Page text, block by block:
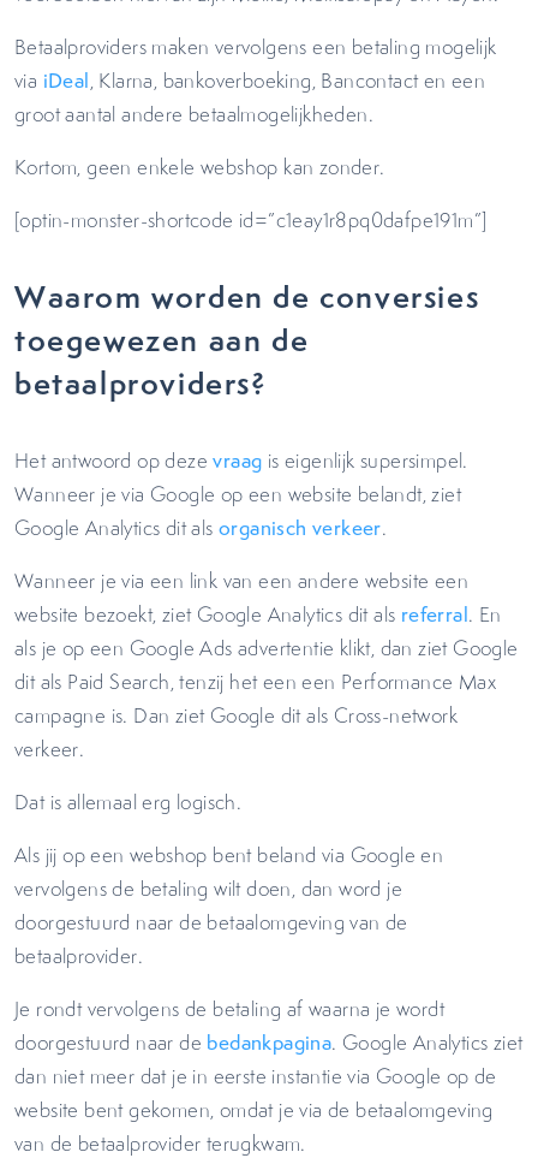
Betaalproviders maken vervolgens een betaling mogelijk
via iDeal, Klarna, bankoverboeking, Bancontact en een
groot aantal andere betaalmogelijkheden.
Kortom, geen enkele webshop kan zonder.
[optin-monster-shortcode id=”c1eay1r8pq0dafpe191m”]
Waarom worden de conversies
toegewezen aan de
betaalproviders?
Het antwoord op dezevraag is eigenlijk supersimpel.
Wanneer je via Google op een website belandt, ziet
Google Analytics dit als organisch verkeer.
Wanneer je via een link van een andere website een
website bezoekt, ziet Google Analytics dit als referral. En
als je op een Google Ads advertentie klikt, dan ziet Google
dit als Paid Search, tenzij het een een Performance Max
campagne is. Dan ziet Google dit als Cross-network
verkeer.
Dat is allemaal erg logisch.
Als jij op een webshop bent beland via Google en
vervolgens de betaling wilt doen, dan word je
doorgestuurd naar de betaalomgeving van de
betaalprovider.
Je rondt vervolgens de betaling af waarna je wordt
doorgestuurd naar de bedankpagina. Google Analytics ziet
dan niet meer dat je in eerste instantie via Google op de
website bent gekomen, omdat je via de betaalomgeving
van de betaalprovider terugkwam.